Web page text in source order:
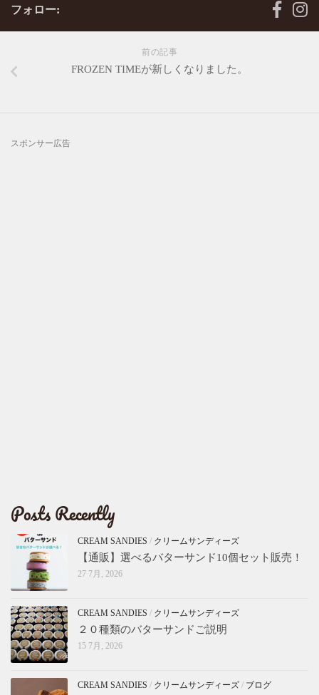
フォロー:
前の記事
FROZEN TIMEが新しくなりました。
スポンサー広告
Posts Recently
CREAM SANDIES / クリームサンディーズ
【通販】選べるバターサンド10個セット販売！
27 7月, 2026
CREAM SANDIES / クリームサンディーズ
２０種類のバターサンドご説明
15 7月, 2026
CREAM SANDIES / クリームサンディーズ / ブログ